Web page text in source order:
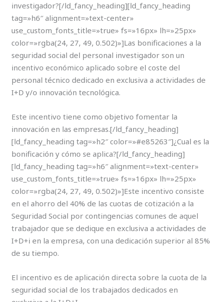
investigador?[/ld_fancy_heading][ld_fancy_heading
tag=»h6″ alignment=»text-center»
use_custom_fonts_title=»true» fs=»16px» lh=»25px»
color=»rgba(24, 27, 49, 0.502)»]Las bonificaciones a la
seguridad social del personal investigador son un
incentivo económico aplicado sobre el coste del
personal técnico dedicado en exclusiva a actividades de
I+D y/o innovación tecnológica.
Este incentivo tiene como objetivo fomentar la
innovación en las empresas.[/ld_fancy_heading]
[ld_fancy_heading tag=»h2″ color=»#e85263″]¿Cual es la
bonificación y cómo se aplica?[/ld_fancy_heading]
[ld_fancy_heading tag=»h6″ alignment=»text-center»
use_custom_fonts_title=»true» fs=»16px» lh=»25px»
color=»rgba(24, 27, 49, 0.502)»]Este incentivo consiste
en el ahorro del 40% de las cuotas de cotización a la
Seguridad Social por contingencias comunes de aquel
trabajador que se dedique en exclusiva a actividades de
I+D+i en la empresa, con una dedicación superior al 85%
de su tiempo.
El incentivo es de aplicación directa sobre la cuota de la
seguridad social de los trabajados dedicados en